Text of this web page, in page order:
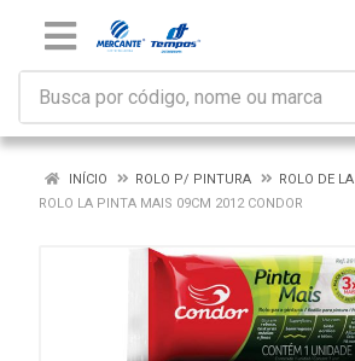
INÍCIO ROLO P/ PINTURA
ROLO DE LA
ROLO LA PINTA MAIS 09CM 2012 CONDOR